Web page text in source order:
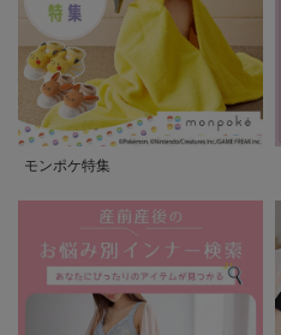
モンポケ特集